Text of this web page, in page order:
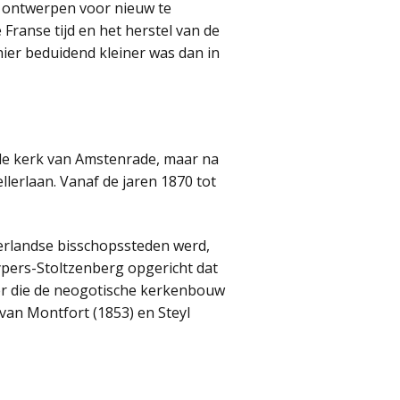
voor nieuw te
tijd en het herstel van de
beduidend kleiner was dan in
kerk van Amstenrade, maar na
Vanaf de jaren 1870 tot
bisschopssteden werd,
Stoltzenberg opgericht dat
die de neogotische kerkenbouw
Montfort (1853) en Steyl